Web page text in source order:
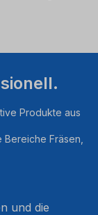
Produkte aus
Fräsen,
und die